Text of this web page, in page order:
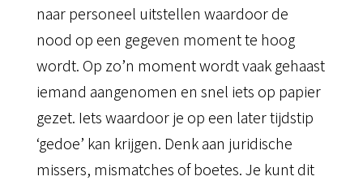
naar personeel uitstellen waardoor de
nood op een gegeven moment te hoog
wordt. Op zo’n moment wordt vaak gehaast
iemand aangenomen en snel iets op papier
gezet. Iets waardoor je op een later tijdstip
‘gedoe’ kan krijgen. Denk aan juridische
missers, mismatches of boetes. Je kunt dit